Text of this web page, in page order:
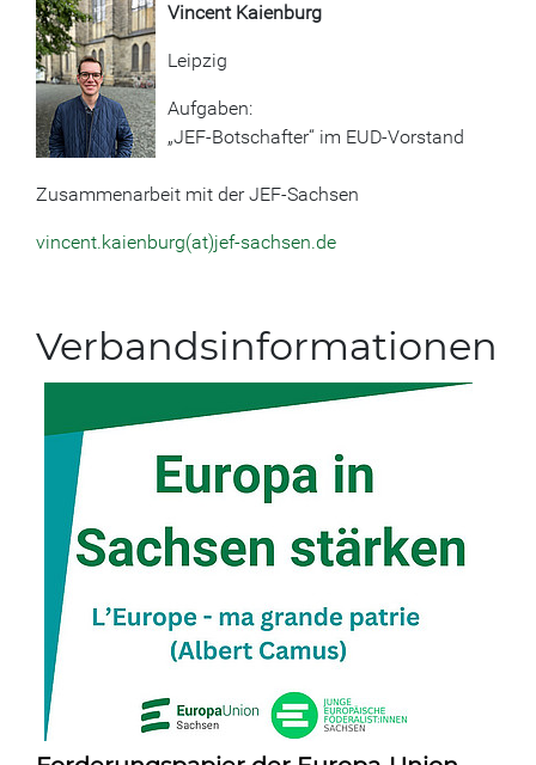
Vincent Kaienburg
Leipzig
Aufgaben:
„JEF-Botschafter“ im EUD-Vorstand
Zusammenarbeit mit der JEF-Sachsen
vincent.kaienburg(at)jef-sachsen.de
Verbandsinformationen